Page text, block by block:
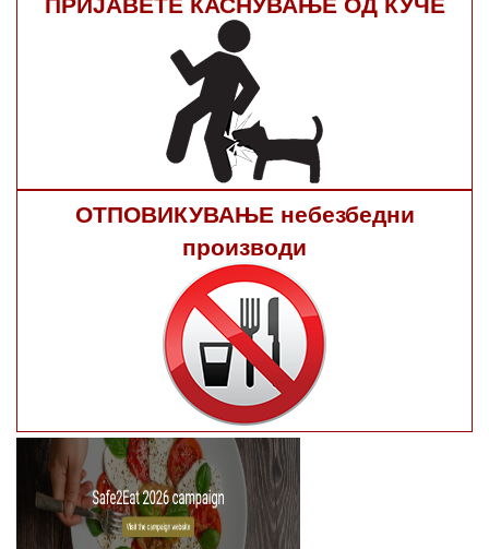
ОТПОВИКУВАЊЕ небезбедни
производи